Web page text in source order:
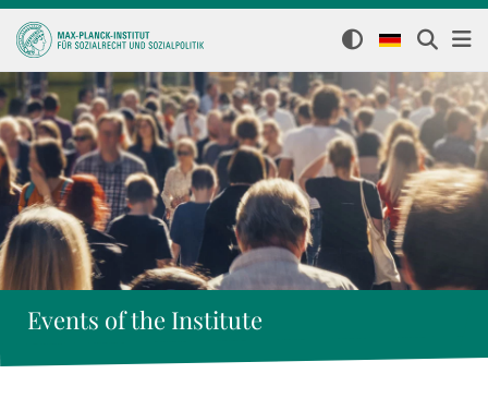
Events of the Institute